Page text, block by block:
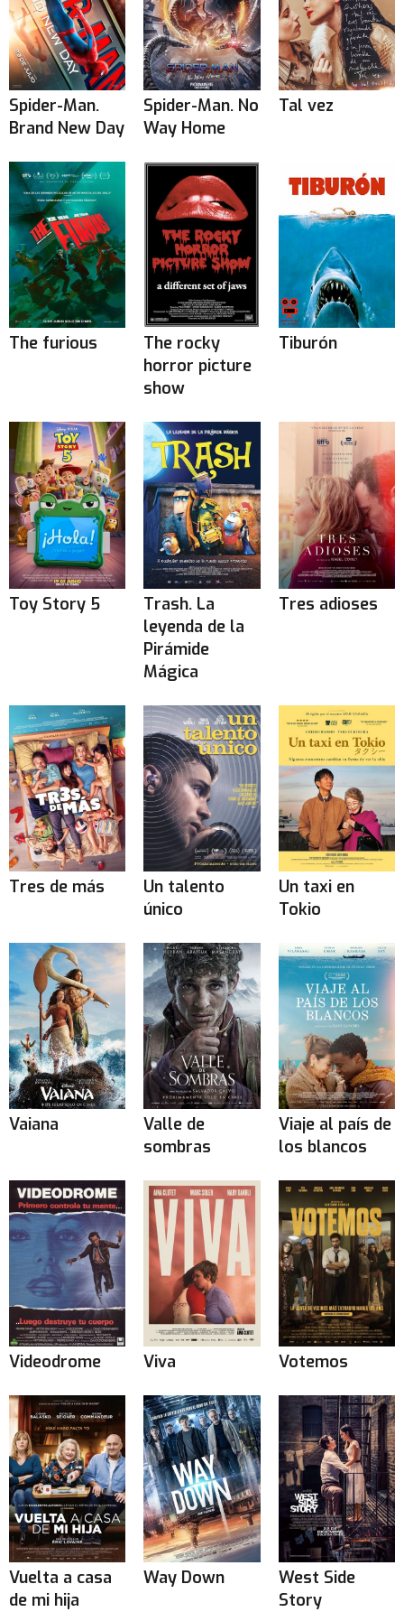
Spider-Man.
Brand New Day
Spider-Man. No
Way Home
Tal vez
The furious
The rocky
horror picture
show
Tiburón
Toy Story 5
Trash. La
leyenda de la
Pirámide
Mágica
Tres adioses
Tres de más
Un talento
único
Un taxi en
Tokio
Vaiana
Valle de
sombras
Viaje al país de
los blancos
Videodrome Viva Votemos
Vuelta a casa
de mi hija
Way Down
West Side
Story